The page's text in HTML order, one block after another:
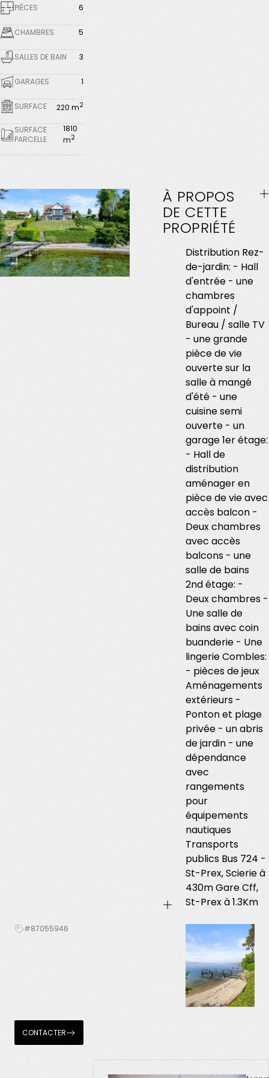
PIÈCES 6
CHAMBRES 5
SALLES DE BAIN 3
GARAGES 1
SURFACE 220 m2
SURFACE
PARCELLE
1810
m2
À PROPOS
DE CETTE
PROPRIÉTÉ
Distribution Rez-
de-jardin: - Hall
d'entrée - une
chambres
d'appoint /
Bureau / salle TV
- une grande
pièce de vie
ouverte sur la
salle à mangé
d'été - une
cuisine semi
ouverte - un
garage 1er étage:
- Hall de
distribution
aménager en
pièce de vie avec
accès balcon -
Deux chambres
avec accès
balcons - une
salle de bains
2nd étage: -
Deux chambres -
Une salle de
bains avec coin
buanderie - Une
lingerie Combles:
- pièces de jeux
Aménagements
extérieurs -
Ponton et plage
privée - un abris
de jardin - une
dépendance
avec
rangements
pour
équipements
nautiques
Transports
publics Bus 724 -
St-Prex, Scierie à
430m Gare Cff,
St-Prex à 1.3Km
#87055946
CONTACTER